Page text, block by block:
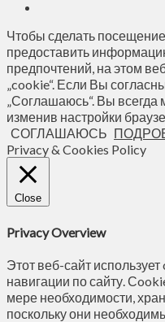
Чтобы сделать
предоставить
предпочтений, на этом
„cookie“. Если Вы
„Соглашаюсь“. Вы всегда
изменив настройки
СОГЛАШАЮСЬ
Privacy & Cookies Policy
Close
Privacy Overview
Этот веб-сайт
навигации по сайту.
мере необходимости,
поскольку они